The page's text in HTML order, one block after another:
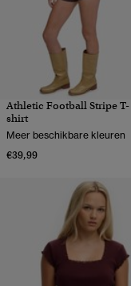
Athletic Football Stripe T-
shirt
Meer beschikbare kleuren
€39,99